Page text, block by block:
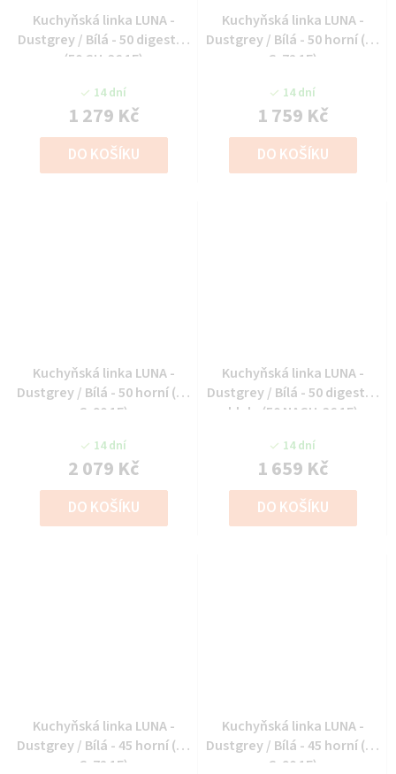
Kuchyňská linka LUNA -
Dustgrey / Bílá - 50 digestoř
(50 GU-36 1F)
14 dní
1 279 Kč
DO KOŠÍKU
Kuchyňská linka LUNA -
Dustgrey / Bílá - 50 horní (50
G-72 1F)
14 dní
1 759 Kč
DO KOŠÍKU
Kuchyňská linka LUNA -
Dustgrey / Bílá - 50 horní (50
G-90 1F)
14 dní
2 079 Kč
DO KOŠÍKU
Kuchyňská linka LUNA -
Dustgrey / Bílá - 50 digestoř
hlub. (50 NAGU-36 1F)
14 dní
1 659 Kč
DO KOŠÍKU
Kuchyňská linka LUNA -
Dustgrey / Bílá - 45 horní (45
G-72 1F)
Kuchyňská linka LUNA -
Dustgrey / Bílá - 45 horní (45
G-90 1F)